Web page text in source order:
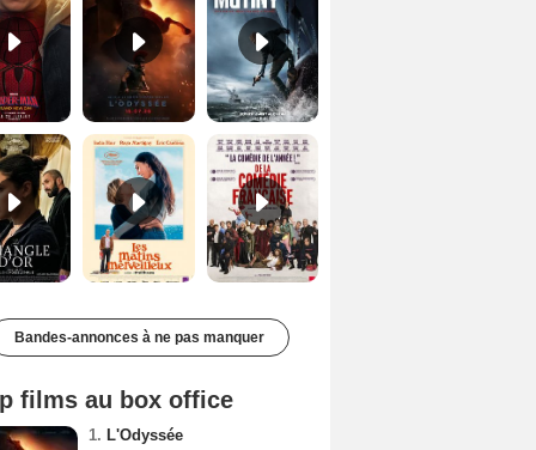
Les Matins merveilleux Bande-annonce VF De la Comédie-Française Teaser VF
Bandes-annonces à ne pas manquer
films au box office
1. L'Odyssée